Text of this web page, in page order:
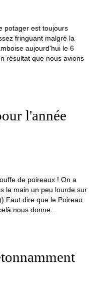
potager est toujours
fringuant malgré la
aujourd'hui le 6
résultat que nous avions
l'année
de poireaux ! On a
la main un peu lourde sur
Faut dire que le Poireau
nous donne...